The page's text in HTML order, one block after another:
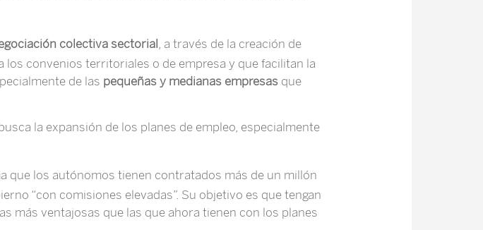
colectiva sectorial , a través de la creación de
convenios territoriales o de empresa y que facilitan la
de las pequeñas y medianas empresasque
la expansión de los planes de empleo, especialmente
que los autónomos tienen contratados más de un millón
“con comisiones elevadas”. Su objetivo es que tengan
más ventajosas que las que ahora tienen con los planes